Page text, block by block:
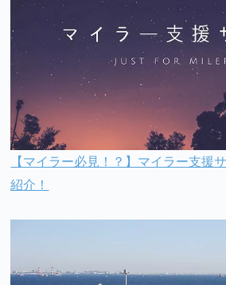
【マイラー必見！？】マイラー支援
紹介！